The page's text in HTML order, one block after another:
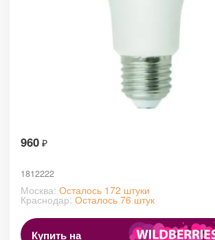
960 ₽
1812222
Москва: Осталось 172 штуки
Краснодар: Осталось 76 штук
Купить на